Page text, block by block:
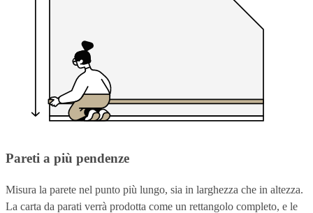
Pareti a più pendenze
Misura la parete nel punto più lungo, sia in larghezza che in altezza.
La carta da parati verrà prodotta come un rettangolo completo, e le